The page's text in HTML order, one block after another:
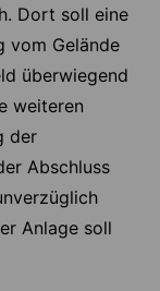
Dort soll eine
vom Gelände
überwiegend
weiteren
der
Abschluss
Anlage soll